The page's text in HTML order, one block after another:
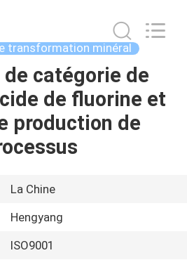
transformation minéral
catégorie de
de fluorine et
production de
La Chine
Hengyang
ISO9001